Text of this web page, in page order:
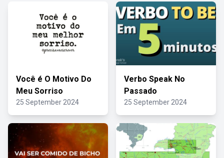
Você é O Motivo Do
Meu Sorriso
25 September 2024
Verbo Speak No
Passado
25 September 2024